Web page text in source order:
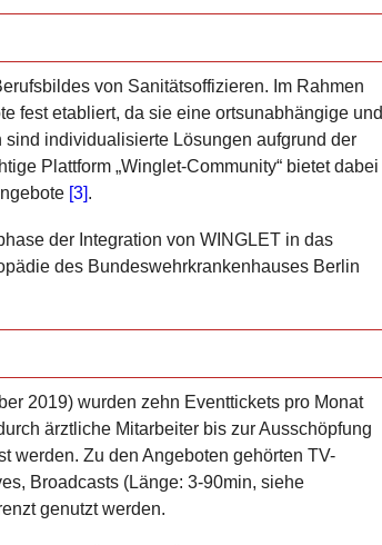
von Sanitätsoffizieren. Im Rahmen
fest etabliert, da sie eine ortsunabhängige und
sind individualisierte Lösungen aufgrund der
Plattform „Winglet-Community“ bietet dabei
[3].
der Integration von WINGLET in das
des Bundeswehrkrankenhauses Berlin
2019) wurden zehn Eventtickets pro Monat
ärztliche Mitarbeiter bis zur Ausschöpfung
werden. Zu den Angeboten gehörten TV-
Broadcasts (Länge: 3-90min, siehe
genutzt werden.